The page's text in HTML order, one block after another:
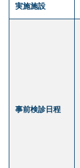
実施施設
事前検診日程